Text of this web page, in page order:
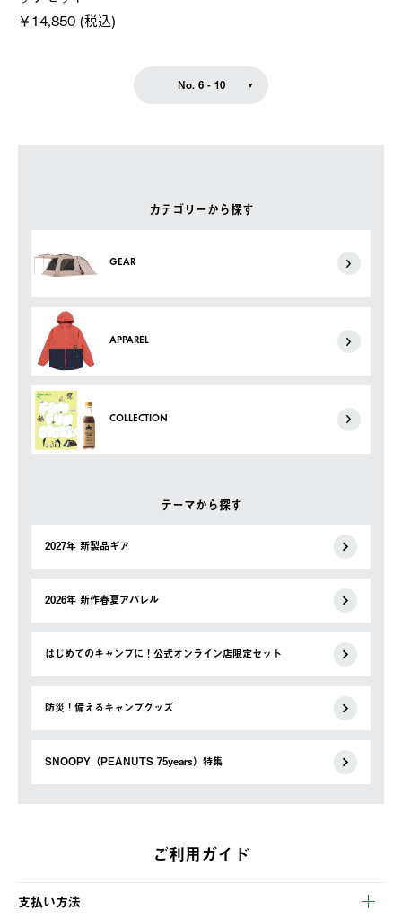
カテゴリーから探す
GEAR
APPAREL
COLLECTION
テーマから探す
2027年 新製品ギア
2026年 新作春夏アパレル
はじめてのキャンプに！公式オンライン店限定セット
防災！備えるキャンプグッズ
SNOOPY（PEANUTS 75years）特集
￥14,850 (税込)
No. 6 - 10
ご利用ガイド
支払い方法